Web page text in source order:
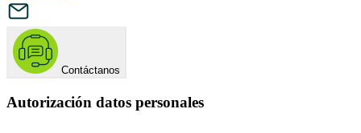
Contáctanos
Autorización datos personales